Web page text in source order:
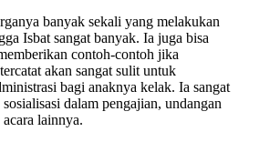
banyak sekali yang melakukan
Isbat sangat banyak. Ia juga bisa
contoh-contoh jika
akan sangat sulit untuk
bagi anaknya kelak. Ia sangat
dalam pengajian, undangan
lainnya.